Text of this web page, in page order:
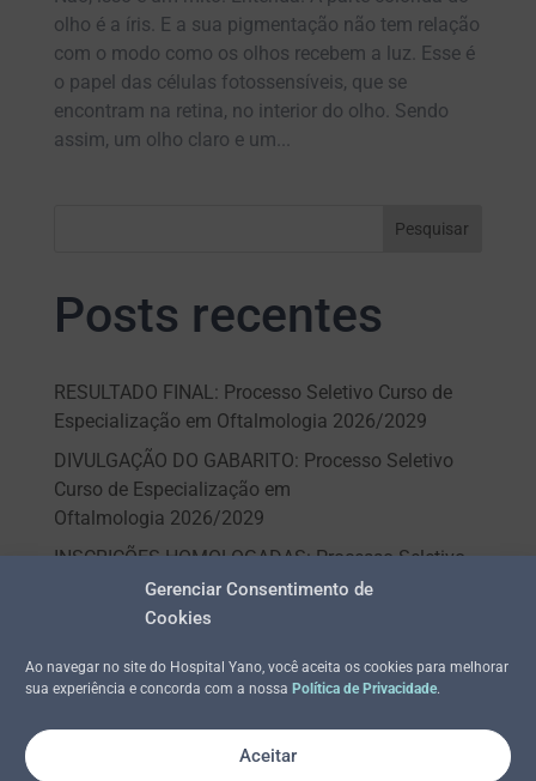
Gerenciar Consentimento de
Cookies
Ao navegar no site do Hospital Yano, você aceita os cookies para melhorar
sua experiência e concorda com a nossa Política de Privacidade.
Aceitar
olho é a íris. E a sua pigmentação não tem relação
com o modo como os olhos recebem a luz. Esse é
o papel das células fotossensíveis, que se
encontram na retina, no interior do olho. Sendo
assim, um olho claro e um...
Pesquisar
Posts recentes
RESULTADO FINAL: Processo Seletivo Curso de
Especialização em Oftalmologia 2026/2029
DIVULGAÇÃO DO GABARITO: Processo Seletivo
Curso de Especialização em
Oftalmologia 2026/2029
INSCRIÇÕES HOMOLOGADAS: Processo Seletivo
Curso de Especialização em
Oftalmologia 2026/2029 – Vagas para Palmas e
EDITAL – PROCESSO SELETIVO CURSO DE